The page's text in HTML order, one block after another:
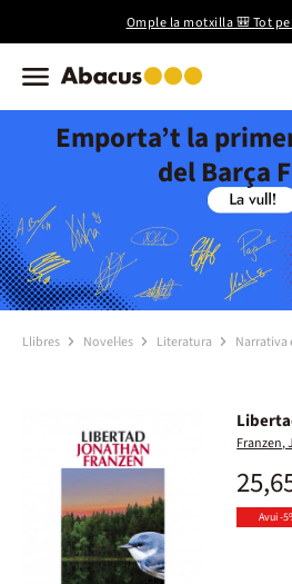
Omple la motxilla 🎒 Tot
Emporta’t la
del Barça
Llibres Novel·les Literatura Narrativa
Franzen,
Avui -